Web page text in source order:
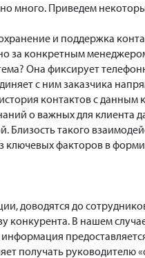
много. Приведем
и поддержка
за конкретным
Она фиксирует
с ним заказчика
контактов с данным
о важных для клиента
Близость такого
факторов в
доводятся до
конкурента. В нашем
получать руководителю